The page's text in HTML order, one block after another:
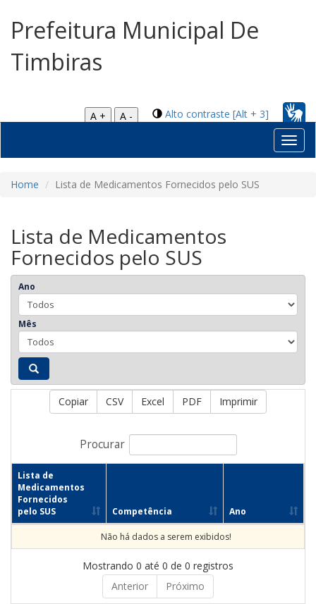
Prefeitura Municipal De
Timbiras
Alto contraste [Alt + 3]
A +
A -
Home Lista de Medicamentos Fornecidos pelo SUS
Lista de Medicamentos
Fornecidos pelo SUS
Ano
Mês
Copiar CSV Excel PDF Imprimir
Procurar
Lista de
Medicamentos
Fornecidos
pelo SUS
Competência Ano
Não há dados a serem exibidos!
Mostrando 0 até 0 de 0 registros
Anterior
Próximo